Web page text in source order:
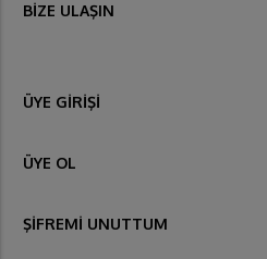
BİZE ULAŞIN
ÜYE GİRİŞİ
ÜYE OL
ŞİFREMİ UNUTTUM